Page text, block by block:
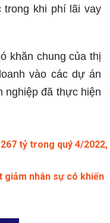
trong khi phí lãi vay
khăn chung của thị
vào các dự án
nghiệp đã thực hiện
tỷ trong quý 4/2022,
giảm nhân sự có khiến